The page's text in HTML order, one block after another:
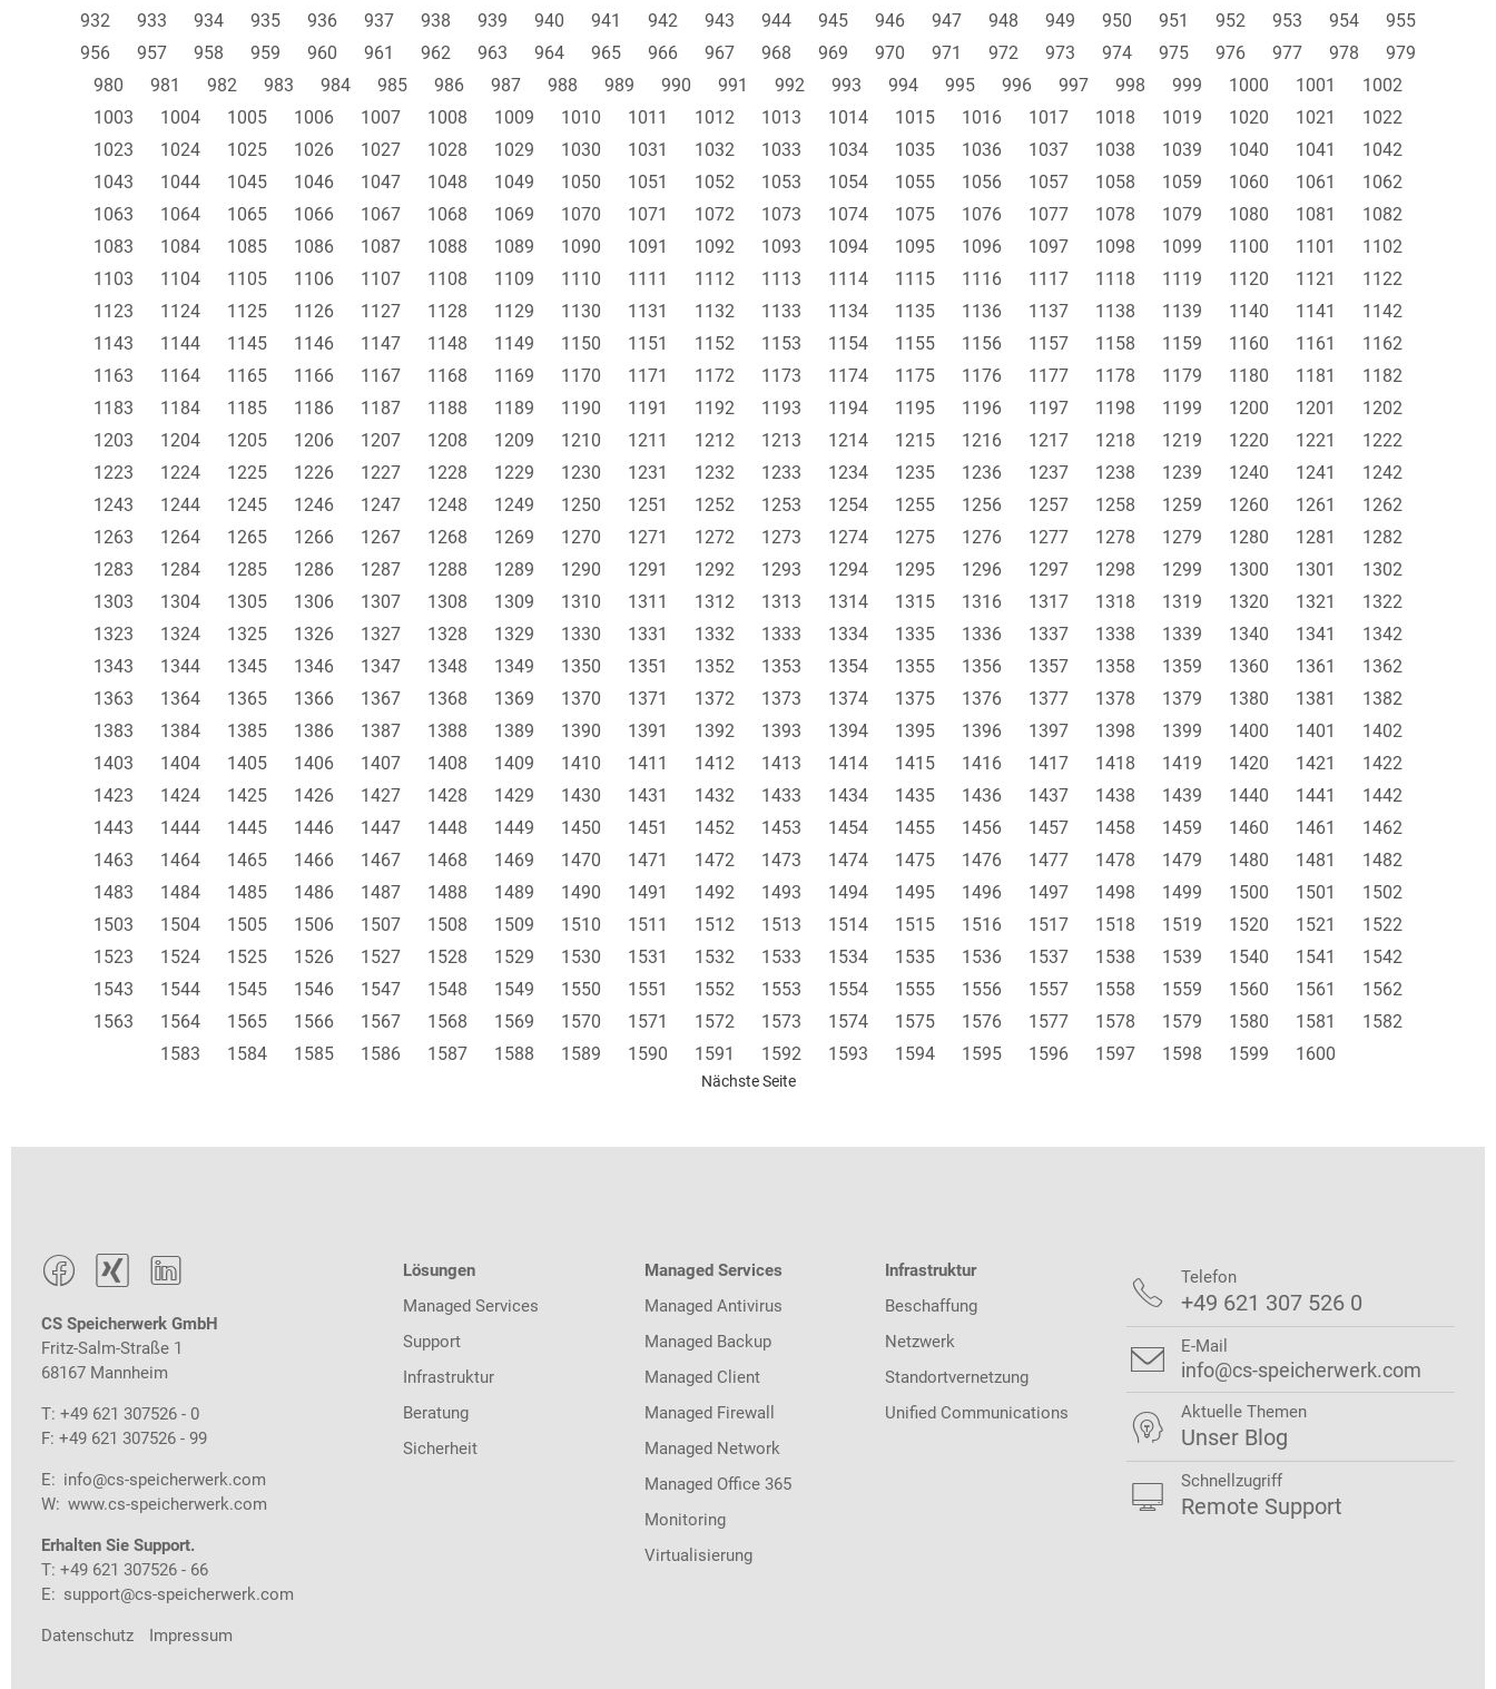
932
933 934 935 936 937 938 939 940 941 942 943 944 945 946 947 948 949 950 951 952 953 954
955
956
957 958 959 960 961 962 963 964 965 966 967 968 969 970 971 972 973 974 975 976 977 978
979
980
981 982 983 984 985 986 987 988 989 990 991 992 993 994 995 996 997 998 999 1000 1001
1002
1003
1004 1005 1006 1007 1008 1009 1010 1011 1012 1013 1014 1015 1016 1017 1018 1019 1020 1021
1022
1023
1024 1025 1026 1027 1028 1029 1030 1031 1032 1033 1034 1035 1036 1037 1038 1039 1040 1041
1042
1043
1044 1045 1046 1047 1048 1049 1050 1051 1052 1053 1054 1055 1056 1057 1058 1059 1060 1061
1062
1063
1064 1065 1066 1067 1068 1069 1070 1071 1072 1073 1074 1075 1076 1077 1078 1079 1080 1081
1082
1083
1084 1085 1086 1087 1088 1089 1090 1091 1092 1093 1094 1095 1096 1097 1098 1099 1100 1101
1102
1103
1104 1105 1106 1107 1108 1109 1110 1111 1112 1113 1114 1115 1116 1117 1118 1119 1120 1121
1122
1123
1124 1125 1126 1127 1128 1129 1130 1131 1132 1133 1134 1135 1136 1137 1138 1139 1140 1141
1142
1143
1144 1145 1146 1147 1148 1149 1150 1151 1152 1153 1154 1155 1156 1157 1158 1159 1160 1161
1162
1163
1164 1165 1166 1167 1168 1169 1170 1171 1172 1173 1174 1175 1176 1177 1178 1179 1180 1181
1182
1183
1184 1185 1186 1187 1188 1189 1190 1191 1192 1193 1194 1195 1196 1197 1198 1199 1200 1201
1202
1203
1204 1205 1206 1207 1208 1209 1210 1211 1212 1213 1214 1215 1216 1217 1218 1219 1220 1221
1222
1223
1224 1225 1226 1227 1228 1229 1230 1231 1232 1233 1234 1235 1236 1237 1238 1239 1240 1241
1242
1243
1244 1245 1246 1247 1248 1249 1250 1251 1252 1253 1254 1255 1256 1257 1258 1259 1260 1261
1262
1263
1264 1265 1266 1267 1268 1269 1270 1271 1272 1273 1274 1275 1276 1277 1278 1279 1280 1281
1282
1283
1284 1285 1286 1287 1288 1289 1290 1291 1292 1293 1294 1295 1296 1297 1298 1299 1300 1301
1302
1303
1304 1305 1306 1307 1308 1309 1310 1311 1312 1313 1314 1315 1316 1317 1318 1319 1320 1321
1322
1323
1324 1325 1326 1327 1328 1329 1330 1331 1332 1333 1334 1335 1336 1337 1338 1339 1340 1341
1342
1343
1344 1345 1346 1347 1348 1349 1350 1351 1352 1353 1354 1355 1356 1357 1358 1359 1360 1361
1362
1363
1364 1365 1366 1367 1368 1369 1370 1371 1372 1373 1374 1375 1376 1377 1378 1379 1380 1381
1382
1383
1384 1385 1386 1387 1388 1389 1390 1391 1392 1393 1394 1395 1396 1397 1398 1399 1400 1401
1402
1403
1404 1405 1406 1407 1408 1409 1410 1411 1412 1413 1414 1415 1416 1417 1418 1419 1420 1421
1422
1423
1424 1425 1426 1427 1428 1429 1430 1431 1432 1433 1434 1435 1436 1437 1438 1439 1440 1441
1442
1443
1444 1445 1446 1447 1448 1449 1450 1451 1452 1453 1454 1455 1456 1457 1458 1459 1460 1461
1462
1463
1464 1465 1466 1467 1468 1469 1470 1471 1472 1473 1474 1475 1476 1477 1478 1479 1480 1481
1482
1483
1484 1485 1486 1487 1488 1489 1490 1491 1492 1493 1494 1495 1496 1497 1498 1499 1500 1501
1502
1503
1504 1505 1506 1507 1508 1509 1510 1511 1512 1513 1514 1515 1516 1517 1518 1519 1520 1521
1522
1523
1524 1525 1526 1527 1528 1529 1530 1531 1532 1533 1534 1535 1536 1537 1538 1539 1540 1541
1542
1543
1544 1545 1546 1547 1548 1549 1550 1551 1552 1553 1554 1555 1556 1557 1558 1559 1560 1561
1562
1563
1564 1565 1566 1567 1568 1569 1570 1571 1572 1573 1574 1575 1576 1577 1578 1579 1580 1581
1582
1583
1584 1585 1586 1587 1588 1589 1590 1591 1592 1593 1594 1595 1596 1597 1598 1599 1600
Nächste Seite
  
CS Speicherwerk GmbH
Fritz-Salm-Straße 1
68167 Mannheim
T: +49 621 307526 - 0
F: +49 621 307526 - 99
E: info@cs-speicherwerk.com
W: www.cs-speicherwerk.com
Erhalten Sie Support.
T: +49 621 307526 - 66
E: support@cs-speicherwerk.com
Datenschutz Impressum
Lösungen
Managed Services
Support
Infrastruktur
Beratung
Sicherheit
Managed Services
Managed Antivirus
Managed Backup
Managed Client
Managed Firewall
Managed Network
Managed Office 365
Monitoring
Virtualisierung
Infrastruktur
Beschaffung
Netzwerk
Standortvernetzung
Unified Communications
 Telefon
+49 621 307 526 0
 E-Mail
info@cs-speicherwerk.com
 Aktuelle Themen
Unser Blog
 Schnellzugriff
Remote Support